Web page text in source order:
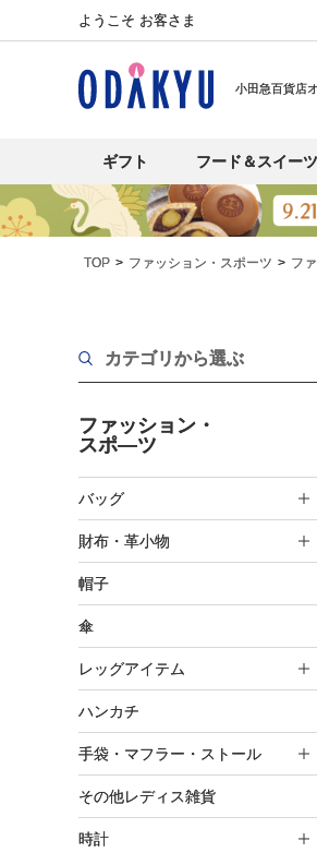
ようこそ お客さま
小田急百貨店
ギフト フード＆スイーツ
TOP ファッション・スポーツ フ
カテゴリから選ぶ
ファッション・
スポ―ツ
バッグ
財布・革小物
帽子
傘
レッグアイテム
ハンカチ
手袋・マフラー・ストール
その他レディス雑貨
時計